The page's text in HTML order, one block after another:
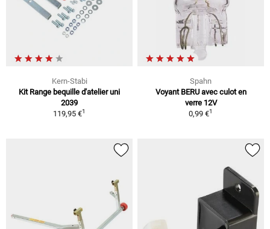
Kern-Stabi
Kit Range bequille d'atelier uni
2039
119,95 €1
Spahn
Voyant BERU avec culot en
verre 12V
0,99 €1